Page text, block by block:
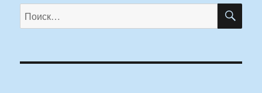
Искать: